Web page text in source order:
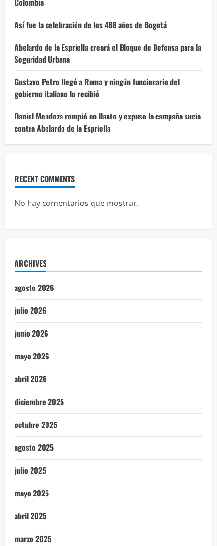
Colombia
Así fue la celebración de los 488 años de Bogotá
Abelardo de la Espriella creará el Bloque de Defensa para la
Seguridad Urbana
Gustavo Petro llegó a Roma y ningún funcionario del
gobierno italiano lo recibió
Daniel Mendoza rompió en llanto y expuso la campaña sucia
contra Abelardo de la Espriella
RECENT COMMENTS
No hay comentarios que mostrar.
ARCHIVES
agosto 2026
julio 2026
junio 2026
mayo 2026
abril 2026
diciembre 2025
octubre 2025
agosto 2025
julio 2025
mayo 2025
abril 2025
marzo 2025